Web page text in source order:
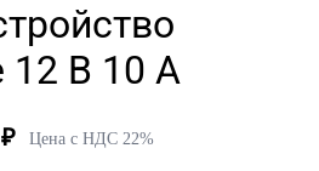
12 В 10 А
₽ Цена с НДС 22%